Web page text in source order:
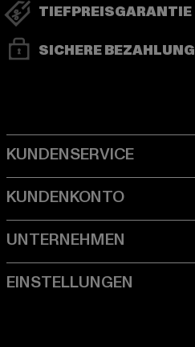
TIEFPREISGARANTIE
SICHERE BEZAHLUNG